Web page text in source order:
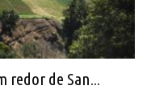
redor de San...